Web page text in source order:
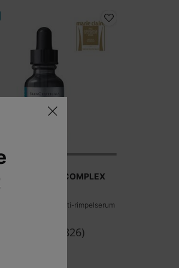
P-TIOX: MET PEPTIDE COMPLEX
peptide anti-rimpelserum
(1826)